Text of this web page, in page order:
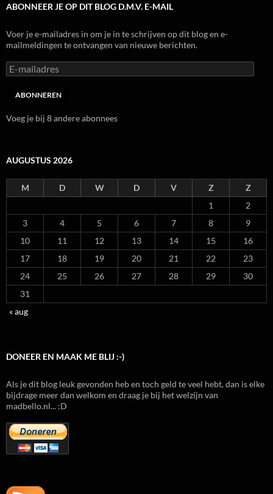
ABONNEER JE OP DIT BLOG D.M.V. E-MAIL
Voer je e-mailadres in om je in te schrijven op dit blog en e-
mailmeldingen te ontvangen van nieuwe berichten.
E-
mailadres
ABONNEREN
Voeg je bij 8 andere abonnees
AUGUSTUS 2026
M D W D V Z
Z
1
2
3
4 5 6 7 8
9
10
11 12 13 14 15
16
17
18 19 20 21 22
23
24
25 26 27 28 29
30
31
« aug
DONEER EN MAAK ME BLIJ :-)
Als je dit blog leuk gevonden heb en toch geld te veel hebt, dan is elke
bijdrage meer dan welkom en draag je bij het welzijn van
madbello.nl... :D